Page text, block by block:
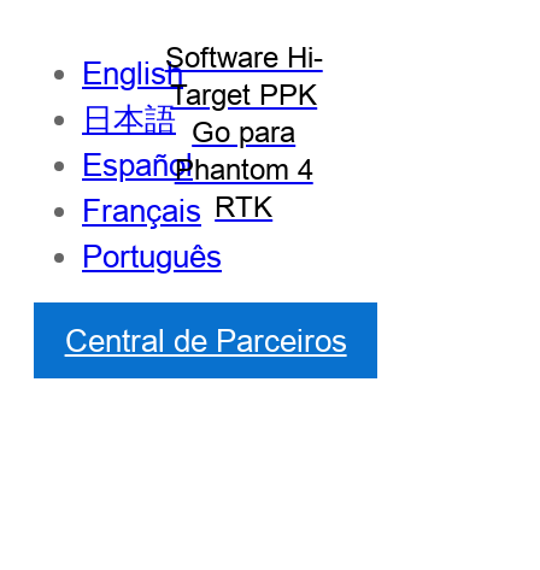
Software Hi-
Target PPK
Go para
Phantom 4
RTK
English
日本語
Español
Français
Português
Central de Parceiros